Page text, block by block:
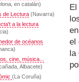
en catalán)
de Lectura(Navarra)
a la lectura
de océanos
cine, música...
Albacete)
(La Coruña)
el
la